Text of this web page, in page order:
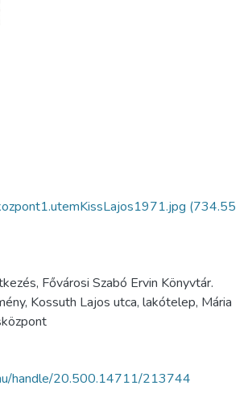
(734.55
Fővárosi Szabó Ervin Könyvtár.
Kossuth Lajos utca, lakótelep, Mária
handle/20.500.14711/213744